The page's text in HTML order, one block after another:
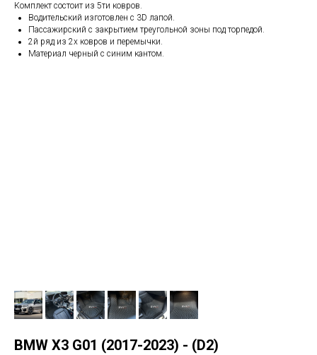
Комплект состоит из 5ти ковров.
Водительский изготовлен с 3D лапой.
Пассажирский с закрытием треугольной зоны под торпедой.
2й ряд из 2х ковров и перемычки.
Материал черный с синим кантом.
BMW Х3 G01 (2017-2023) - (D2)